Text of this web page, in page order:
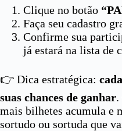
Clique no botão
Faça seu cadastro
Confirme sua
já estará na lista de
👉 Dica estratégica:
suas chances de ganhar.
mais bilhetes acumula e
sortudo ou sortuda que